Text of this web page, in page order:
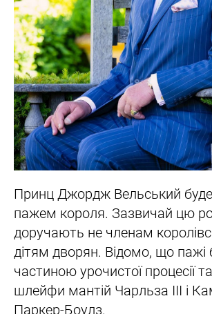
Принц Джордж Вельський
пажем короля. Зазвичай цю
доручають не членам
дітям дворян. Відомо, що пажі
частиною урочистої процесії
шлейфи мантій Чарльза III і
Паркер-Боулз.